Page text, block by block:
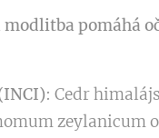
modlitba pomáhá
: Cedr
zeylanicum